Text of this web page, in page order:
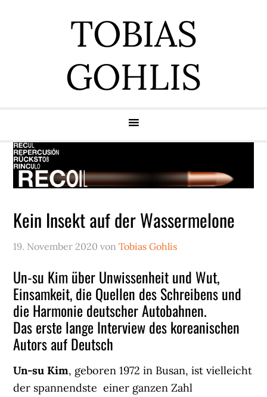
TOBIAS
GOHLIS
Kein Insekt auf der Wassermelone
19. November 2020 vonTobias Gohlis
Un-su Kim über Unwissenheit und Wut,
Einsamkeit, die Quellen des Schreibens und
die Harmonie deutscher Autobahnen.
Das erste lange Interview des koreanischen
Autors auf Deutsch
Un-su Kim, geboren 1972 in Busan, ist vielleicht
der spannendste einer ganzen Zahl